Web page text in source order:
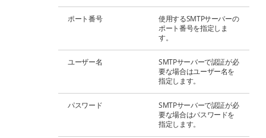
ポート番号
使用するSMTPサーバーの
ポート番号を指定しま
す。
ユーザー名
SMTPサーバーで認証が必
要な場合はユーザー名を
指定します。
パスワード
SMTPサーバーで認証が必
要な場合はパスワードを
指定します。